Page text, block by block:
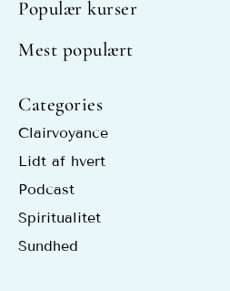
Populær kurser
Mest populært
Categories
Clairvoyance
Lidt af hvert
Podcast
Spiritualitet
Sundhed